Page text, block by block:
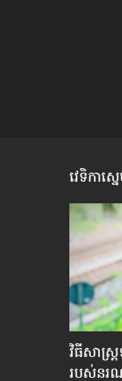
វេទិកាស្
វិធីសាស្រ្
របស់​នរណ